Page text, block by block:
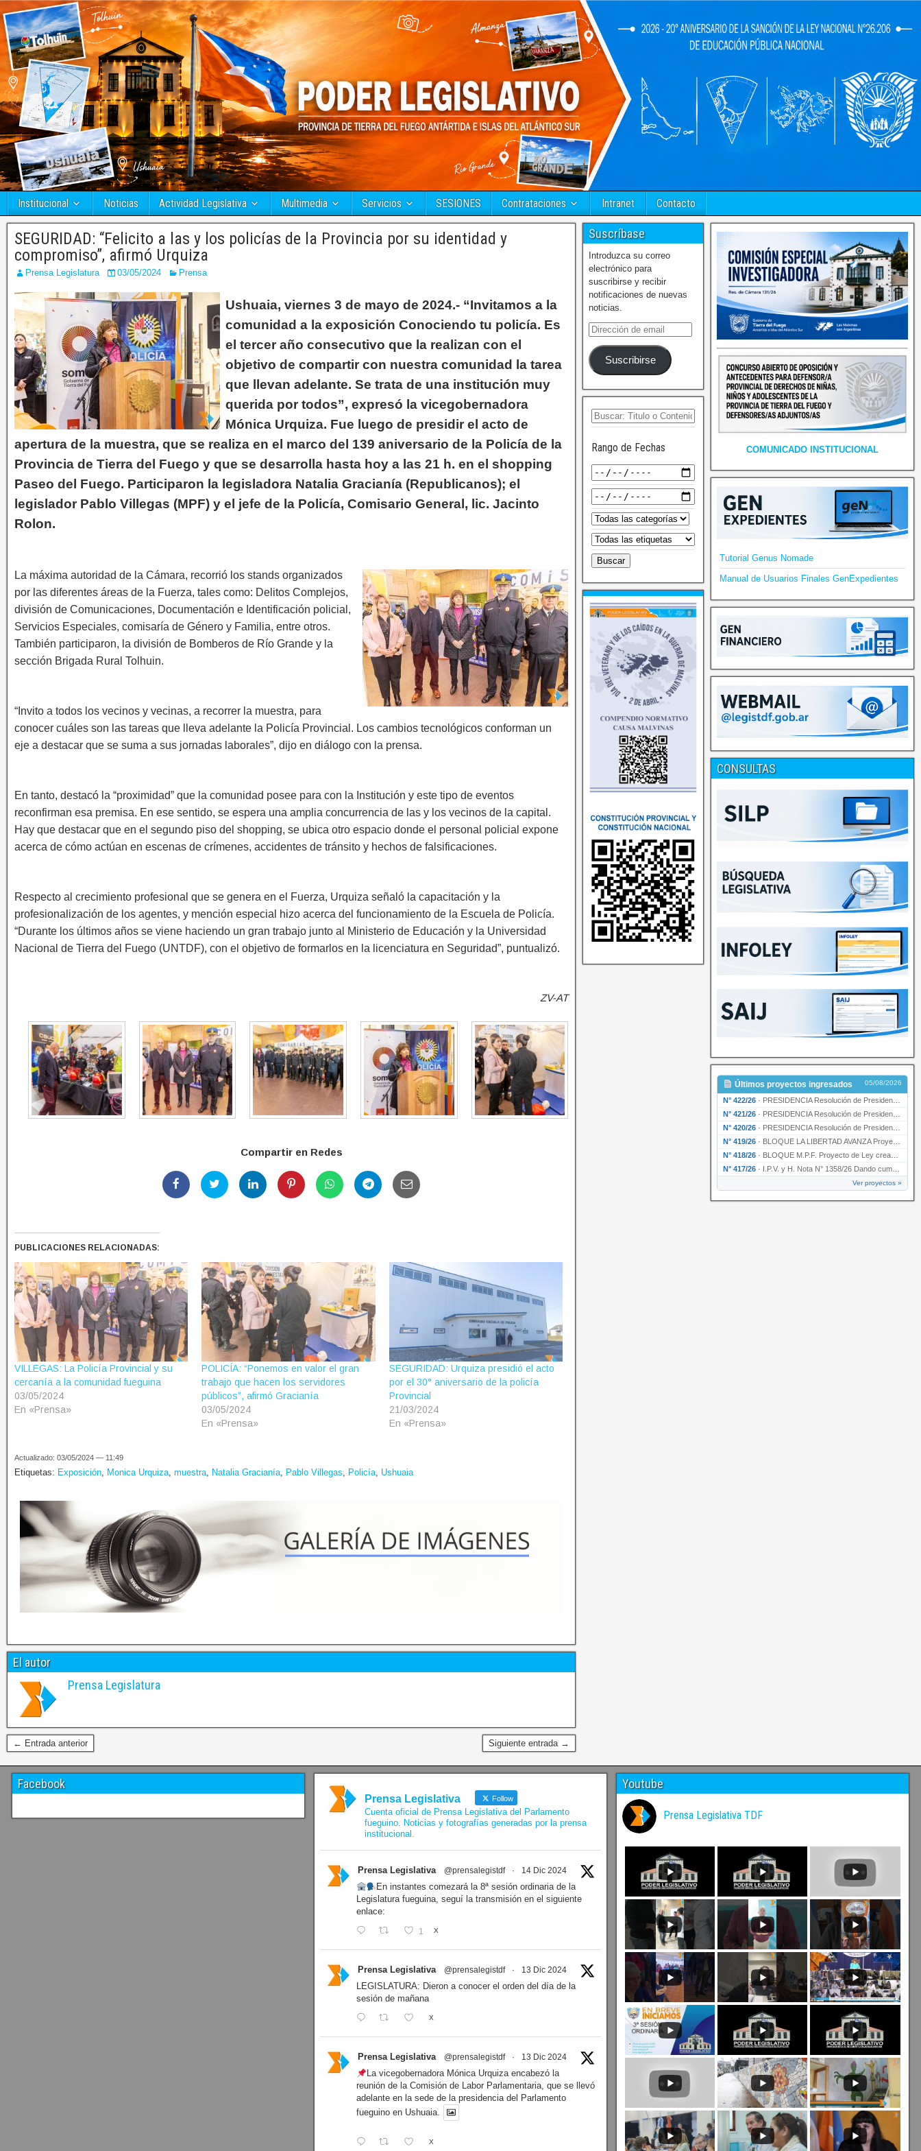
Institucional Noticias Actividad Legislativa Multimedia Servicios SESIONES Contrataciones Intranet Contacto
SEGURIDAD: “Felicito a las y los policías de la Provincia por su identidad y
compromiso”, afirmó Urquiza
Prensa Legislatura 03/05/2024 Prensa
Ushuaia, viernes 3 de mayo de 2024.- “Invitamos a la
comunidad a la exposición Conociendo tu policía. Es
el tercer año consecutivo que la realizan con el
objetivo de compartir con nuestra comunidad la tarea
que llevan adelante. Se trata de una institución muy
querida por todos”, expresó la vicegobernadora
Mónica Urquiza. Fue luego de presidir el acto de
apertura de la muestra, que se realiza en el marco del 139 aniversario de la Policía de la
Provincia de Tierra del Fuego y que se desarrolla hasta hoy a las 21 h. en el shopping
Paseo del Fuego. Participaron la legisladora Natalia Gracianía (Republicanos); el
legislador Pablo Villegas (MPF) y el jefe de la Policía, Comisario General, lic. Jacinto
Rolon.
La máxima autoridad de la Cámara, recorrió los stands organizados
por las diferentes áreas de la Fuerza, tales como: Delitos Complejos,
división de Comunicaciones, Documentación e Identificación policial,
Servicios Especiales, comisaría de Género y Familia, entre otros.
También participaron, la división de Bomberos de Río Grande y la
sección Brigada Rural Tolhuin.
“Invito a todos los vecinos y vecinas, a recorrer la muestra, para
conocer cuáles son las tareas que lleva adelante la Policía Provincial. Los cambios tecnológicos conforman un
eje a destacar que se suma a sus jornadas laborales”, dijo en diálogo con la prensa.
En tanto, destacó la “proximidad” que la comunidad posee para con la Institución y este tipo de eventos
reconfirman esa premisa. En ese sentido, se espera una amplia concurrencia de las y los vecinos de la capital.
Hay que destacar que en el segundo piso del shopping, se ubica otro espacio donde el personal policial expone
acerca de cómo actúan en escenas de crímenes, accidentes de tránsito y hechos de falsificaciones.
Respecto al crecimiento profesional que se genera en el Fuerza, Urquiza señaló la capacitación y la
profesionalización de los agentes, y mención especial hizo acerca del funcionamiento de la Escuela de Policía.
“Durante los últimos años se viene haciendo un gran trabajo junto al Ministerio de Educación y la Universidad
Nacional de Tierra del Fuego (UNTDF), con el objetivo de formarlos en la licenciatura en Seguridad”, puntualizó.
ZV-AT
Compartir en Redes
PUBLICACIONES RELACIONADAS:
VILLEGAS: La Policía Provincial y su
cercanía a la comunidad fueguina
03/05/2024
En «Prensa»
POLICÍA: “Ponemos en valor el gran
trabajo que hacen los servidores
públicos”, afirmó Gracianía
03/05/2024
En «Prensa»
SEGURIDAD: Urquiza presidió el acto
por el 30° aniversario de la policía
Provincial
21/03/2024
En «Prensa»
Actualizado: 03/05/2024 — 11:49
Etiquetas: Exposición Monica Urquiza muestra Natalia Gracianía Pablo Villegas Policía Ushuaia
El autor
Prensa Legislatura
← Entrada anterior Siguiente entrada →
Suscríbase
Introduzca su correo
electrónico para
suscribirse y recibir
notificaciones de nuevas
noticias.
Suscribirse
Rango de Fechas COMUNICADO INSTITUCIONAL
Tutorial Genus Nomade
Manual de Usuarios Finales GenExpedientes
CONSULTAS
Últimos proyectos ingresados 05/08/2026
N° 422/26 · PRESIDENCIA Resolución de Presidencia N° 200/26 para su ratificación.
N° 421/26 · PRESIDENCIA Resolución de Presidencia N° 199/26 para su ratificación.
N° 420/26 · PRESIDENCIA Resolución de Presidencia N° 198/26 para su ratificación.
N° 419/26 · BLOQUE LA LIBERTAD AVANZA Proyecto de Ley declarando la esencialidad del servicio educativ…
N° 418/26 · BLOQUE M.P.F. Proyecto de Ley creando el Ente Único Regulador de servicios públicos de la …
N° 417/26 · I.P.V. y H. Nota N° 1358/26 Dando cumplimiento al artículo 29 de la Ley provincial N° 1399…
Ver proyectos »
Facebook
Prensa Legislativa Follow
Cuenta oficial de Prensa Legislativa del Parlamento
fueguino. Noticias y fotografías generadas por la prensa
institucional.
Prensa Legislativa @prensalegistdf · 14 Dic 2024
En instantes comezará la 8ª sesión ordinaria de la
Legislatura fueguina, seguí la transmisión en el siguiente
enlace:
1 X
Prensa Legislativa @prensalegistdf · 13 Dic 2024
LEGISLATURA: Dieron a conocer el orden del día de la
sesión de mañana
X
Prensa Legislativa @prensalegistdf · 13 Dic 2024
La vicegobernadora Mónica Urquiza encabezó la
reunión de la Comisión de Labor Parlamentaria, que se llevó
adelante en la sede de la presidencia del Parlamento
fueguino en Ushuaia.
X
Youtube
Prensa Legislativa TDF